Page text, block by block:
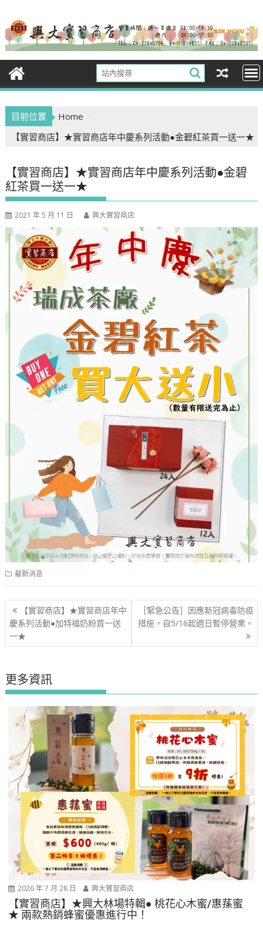
content
目前位置
Home
【實習商店】★實習商店年中慶系列活動●金碧紅茶買一送一★
【實習商店】★實習商店年中慶系列活動●金碧
紅茶買一送一★
2021 年 5 月 11 日 興大實習商店
最新消息
文
章
導
【實習商店】★實習商店年中
慶系列活動●加特福奶粉買一送
一★
［緊急公告］因應新冠病毒防疫
措施，自5/16起週日暫停營業。
更多資訊
2026 年 7 月 28 日 興大實習商店
【實習商店】★興大林場特輯● 桃花心木蜜/惠蓀蜜
★ 兩款熱銷蜂蜜優惠進行中！